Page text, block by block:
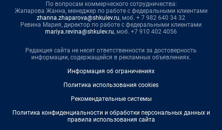
По вопросам коммерческого сотрудничества:
Жапарова Жанна, менеджер по работе с федеральными клиентами
zhanna.zhaparova@shkulev.ru, моб. + 7 982 640 34 32
Ревина Мария, директор по работе с федеральными клиентами
mariya.revina@shkulev.ru, моб. +7 910 402 4056
Редакция сайта не несет ответственности за достоверность
информации, содержащейся в рекламных объявлениях.
Информация об ограничениях
Политика использования cookies
Рекомендательные системы
Политика конфиденциальности и обработки персональных данных и
правила использования сайта